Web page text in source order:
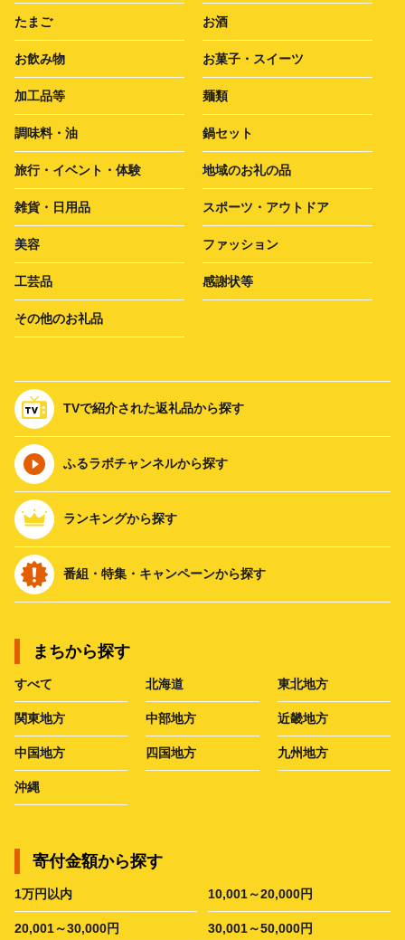
たまご お酒
お飲み物 お菓子・スイーツ
加工品等 麺類
調味料・油 鍋セット
旅行・イベント・体験 地域のお礼の品
雑貨・日用品 スポーツ・アウトドア
美容 ファッション
工芸品 感謝状等
その他のお礼品
TVで紹介された返礼品から探す
ふるラボチャンネルから探す
ランキングから探す
番組・特集・キャンペーンから探す
まちから探す
すべて 北海道 東北地方
関東地方 中部地方 近畿地方
中国地方 四国地方 九州地方
沖縄
寄付金額から探す
1万円以内 10,001～20,000円
20,001～30,000円 30,001～50,000円